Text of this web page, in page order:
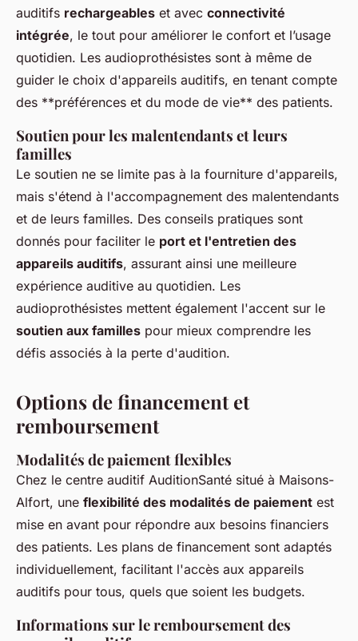
auditifs rechargeables et avec connectivité
intégrée, le tout pour améliorer le confort et l’usage
quotidien. Les audioprothésistes sont à même de
guider le choix d'appareils auditifs, en tenant compte
des **préférences et du mode de vie** des patients.
Soutien pour les malentendants et leurs
familles
Le soutien ne se limite pas à la fourniture d'appareils,
mais s'étend à l'accompagnement des malentendants
et de leurs familles. Des conseils pratiques sont
donnés pour faciliter le port et l'entretien des
appareils auditifs, assurant ainsi une meilleure
expérience auditive au quotidien. Les
audioprothésistes mettent également l'accent sur le
soutien aux familles pour mieux comprendre les
défis associés à la perte d'audition.
Options de financement et
remboursement
Modalités de paiement flexibles
Chez le centre auditif AuditionSanté situé à Maisons-
Alfort, une flexibilité des modalités de paiement est
mise en avant pour répondre aux besoins financiers
des patients. Les plans de financement sont adaptés
individuellement, facilitant l'accès aux appareils
auditifs pour tous, quels que soient les budgets.
Informations sur le remboursement des